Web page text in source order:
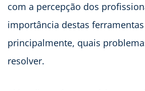
com a percepção dos
importância destas
principalmente, quais
resolver.